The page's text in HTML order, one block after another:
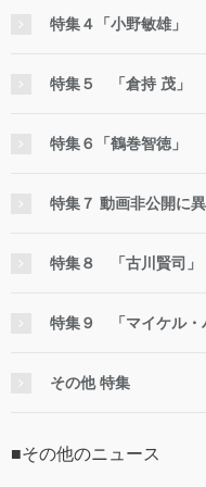
特集４「小野敏雄」
特集５ 「倉持 茂」
特集６「鶴巻智徳」
特集７ 動画非公開に
特集８ 「古川賢司」
特集９ 「マイケル・
その他 特集
■その他のニュース